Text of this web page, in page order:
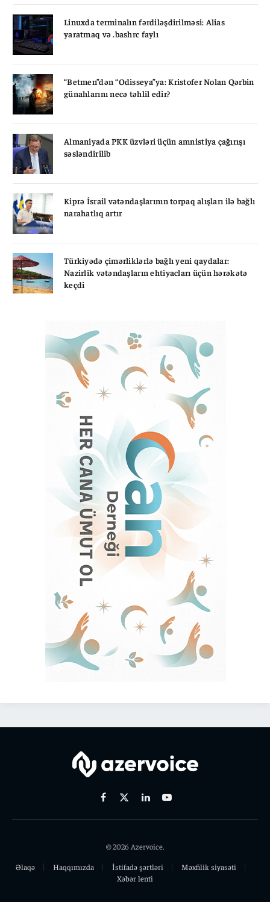
Linuxda terminalın fərdiləşdirilməsi: Alias
yaratmaq və .bashrc faylı
“Betmen”dən “Odisseya”ya: Kristofer Nolan Qərbin
günahlarını necə təhlil edir?
Almaniyada PKK üzvləri üçün amnistiya çağırışı
səsləndirilib
Kiprə İsrail vətəndaşlarının torpaq alışları ilə bağlı
narahatlıq artır
Türkiyədə çimərliklərlə bağlı yeni qaydalar:
Nazirlik vətəndaşların ehtiyacları üçün hərəkətə
keçdi
Facebook
X
LinkedinYoutube
© 2026 Azervoice.
Əlaqə
Haqqımızda İstifadə şərtləri
Məxfilik siyasəti
Xəbər lenti